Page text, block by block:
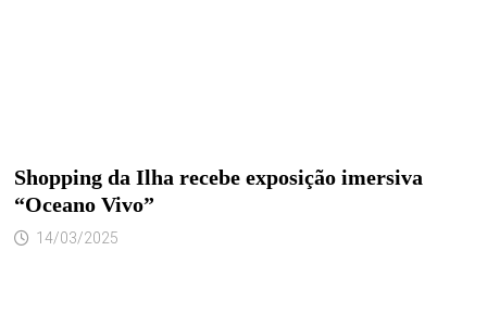
Shopping da Ilha recebe exposição imersiva
“Oceano Vivo”
14/03/2025